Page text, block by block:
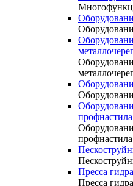
профнастила
профнастила
Пресса
Пресса